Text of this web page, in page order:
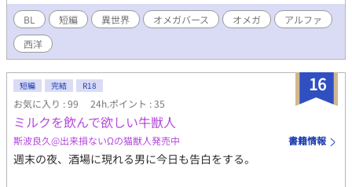
BL 短編 異世界 オメガバース オメガ
アルファ
西洋
16
短編 完結 R18
お気に入り : 99 24h.ポイント : 35
ミルクを飲んで欲しい牛獣人
斯波良久@出来損ないΩの猫獣人発売中 書籍情報
週末の夜、酒場に現れる男に今日も告白をする。